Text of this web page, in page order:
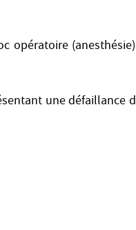
opératoire
une défaillance